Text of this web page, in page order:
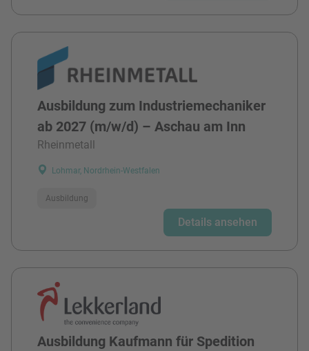
Ausbildung zum Industriemechaniker
ab 2027 (m/w/d) – Aschau am Inn
Rheinmetall
Lohmar, Nordrhein-Westfalen
Ausbildung
Details ansehen
Ausbildung Kaufmann für Spedition